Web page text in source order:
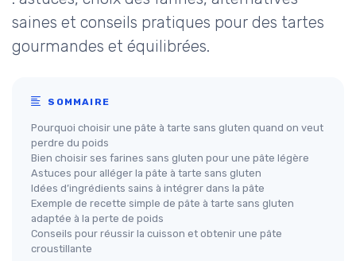
saines et conseils pratiques pour des tartes
gourmandes et équilibrées.
SOMMAIRE
Pourquoi choisir une pâte à tarte sans gluten quand on veut
perdre du poids
Bien choisir ses farines sans gluten pour une pâte légère
Astuces pour alléger la pâte à tarte sans gluten
Idées d’ingrédients sains à intégrer dans la pâte
Exemple de recette simple de pâte à tarte sans gluten
adaptée à la perte de poids
Conseils pour réussir la cuisson et obtenir une pâte
croustillante